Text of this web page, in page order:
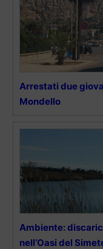
Arrestati due
Mondello
Ambiente:
nell’Oasi del